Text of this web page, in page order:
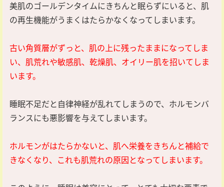
美肌のゴールデンタイムにきちんと眠らずにいると、肌
の再生機能がうまくはたらかなくなってしまいます。
古い角質層がずっと、肌の上に残ったままになってしま
い、肌荒れや敏感肌、乾燥肌、オイリー肌を招いてしま
います。
睡眠不足だと自律神経が乱れてしまうので、ホルモンバ
ランスにも悪影響を与えてしまいます。
ホルモンがはたらかないと、肌へ栄養をきちんと補給で
きなくなり、これも肌荒れの原因となってしまいます。